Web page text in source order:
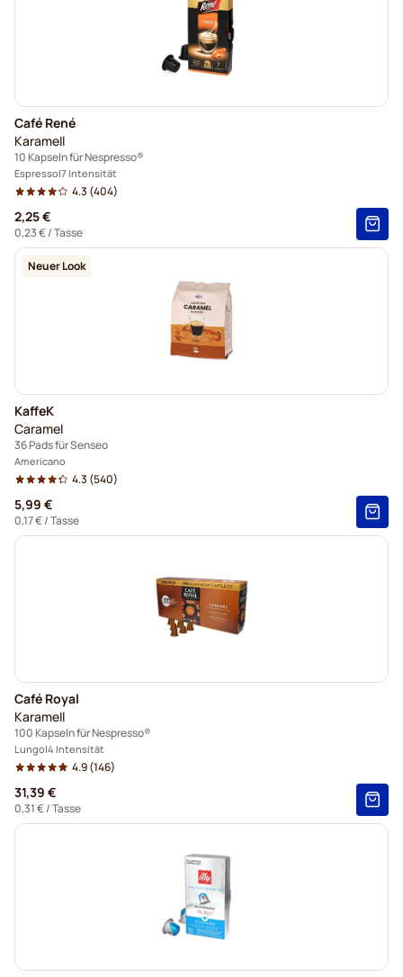
Café René
Karamell
10 Kapseln für Nespresso®
Espresso 7 Intensität
4.3 (404)
2,25 €
0,23 €/ Tasse
Neuer Look
KaffeK
Caramel
36 Pads für Senseo
Americano
4.3 (540)
5,99 €
0,17 €/ Tasse
Café Royal
Karamell
100 Kapseln für Nespresso®
Lungo 4 Intensität
4.9(146)
31,39 €
0,31 €/ Tasse